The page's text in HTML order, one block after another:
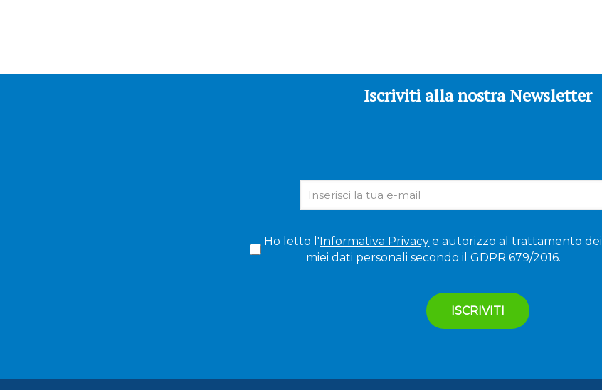
Iscriviti alla nostra Newsletter
Ho letto l'Informativa Privacy e autorizzo al trattamento dei
miei dati personali secondo il GDPR 679/2016.